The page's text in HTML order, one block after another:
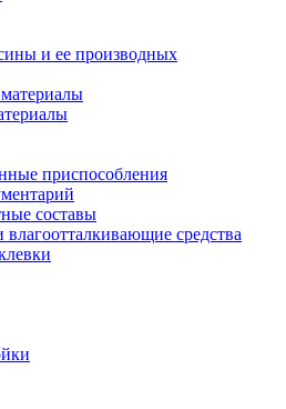
и ее производных
приспособления
составы
средства